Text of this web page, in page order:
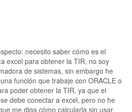
necesito saber cómo es el
excel para obtener la TIR, no soy
de sistemas, sin embargo he
función que trabaje con ORACLE o
poder obtener la TIR, ya que el
debe conectar a excel, pero no he
me diga cómo calcularla sin usar